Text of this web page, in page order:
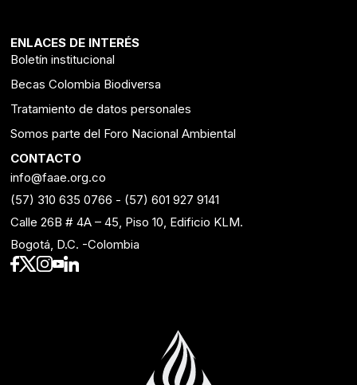
ENLACES DE INTERÉS
Boletín institucional
Becas Colombia Biodiversa
Tratamiento de datos personales
Somos parte del Foro Nacional Ambiental
CONTACTO
info@faae.org.co
(57) 310 635 0766 - (57) 601 927 9141
Calle 26B # 4A – 45, Piso 10, Edificio KLM.
Bogotá, D.C. -Colombia